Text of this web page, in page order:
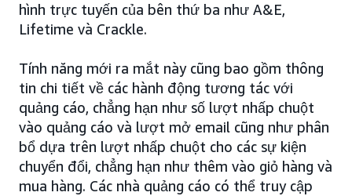
hình trực tuyến của bên thứ ba như A&E,
Lifetime và Crackle.
Tính năng mới ra mắt này cũng bao gồm thông
tin chi tiết về các hành động tương tác với
quảng cáo, chẳng hạn như số lượt nhấp chuột
vào quảng cáo và lượt mở email cũng như phân
bổ dựa trên lượt nhấp chuột cho các sự kiện
chuyển đổi, chẳng hạn như thêm vào giỏ hàng và
mua hàng. Các nhà quảng cáo có thể truy cập